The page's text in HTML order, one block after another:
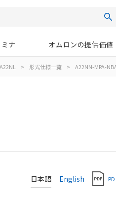
ナ オムロンの提供価値
> 形式仕様一覧 > A22NN-MPA-
日本語 English